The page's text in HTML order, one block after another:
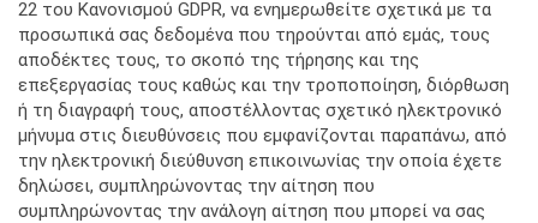
22 του Κανονισμού GDPR, να ενημερωθείτε σχετικά με τα
προσωπικά σας δεδομένα που τηρούνται από εμάς, τους
αποδέκτες τους, το σκοπό της τήρησης και της
επεξεργασίας τους καθώς και την τροποποίηση, διόρθωση
ή τη διαγραφή τους, αποστέλλοντας σχετικό ηλεκτρονικό
μήνυμα στις διευθύνσεις που εμφανίζονται παραπάνω, από
την ηλεκτρονική διεύθυνση επικοινωνίας την οποία έχετε
δηλώσει, συμπληρώνοντας την αίτηση που
συμπληρώνοντας την ανάλογη αίτηση που μπορεί να σας